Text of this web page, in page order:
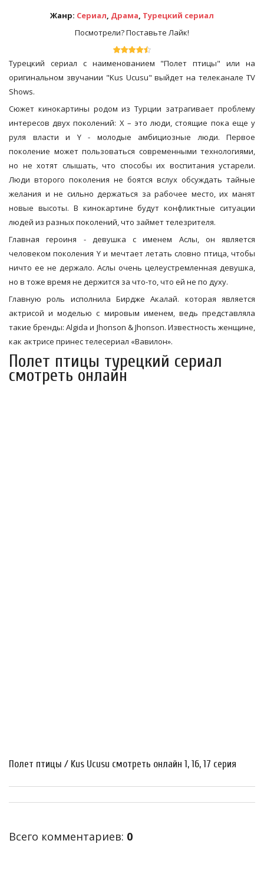
Жанр: Сериал, Драма, Турецкий сериал
Посмотрели? Поставьте Лайк!
Турецкий сериал с наименованием "Полет птицы" или на
оригинальном звучании "Kus Ucusu" выйдет на телеканале TV
Shows.
Сюжет кинокартины родом из Турции затрагивает проблему
интересов двух поколений: X – это люди, стоящие пока еще у
руля власти и Y - молодые амбициозные люди. Первое
поколение может пользоваться современными технологиями,
но не хотят слышать, что способы их воспитания устарели.
Люди второго поколения не боятся вслух обсуждать тайные
желания и не сильно держаться за рабочее место, их манят
новые высоты. В кинокартине будут конфликтные ситуации
людей из разных поколений, что займет телезрителя.
Главная героиня - девушка с именем Аслы, он является
человеком поколения Y и мечтает летать словно птица, чтобы
ничто ее не держало. Аслы очень целеустремленная девушка,
но в тоже время не держится за что-то, что ей не по духу.
Главную роль исполнила Бирдже Акалай. которая является
актрисой и моделью с мировым именем, ведь представляла
такие бренды: Algida и Jhonson & Jhonson. Известность женщине,
как актрисе принес телесериал «Вавилон».
Полет птицы турецкий сериал
смотреть онлайн
Полет птицы / Kus Ucusu смотреть онлайн 1, 16, 17 серия
Всего комментариев: 0